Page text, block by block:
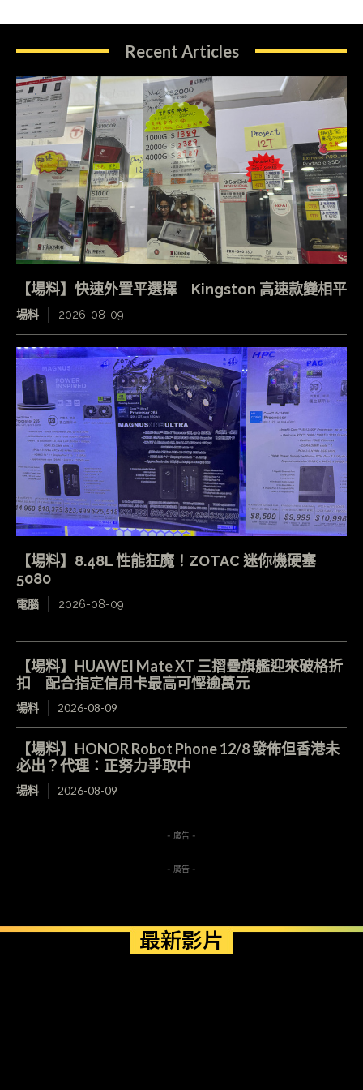
Recent Articles
【場料】快速外置平選擇 Kingston 高速款變相平
場料 2026-08-09
【場料】8.48L 性能狂魔！ZOTAC 迷你機硬塞
5080
電腦 2026-08-09
【場料】HUAWEI Mate XT 三摺疊旗艦迎來破格折
扣 配合指定信用卡最高可慳逾萬元
場料 2026-08-09
【場料】HONOR Robot Phone 12/8 發佈但香港未
必出？代理：正努力爭取中
場料 2026-08-09
- 廣告 -
- 廣告 -
最新影片